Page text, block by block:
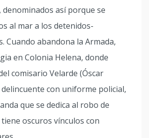
denominados así porque se
al mar a los detenidos-
Cuando abandona la Armada,
en Colonia Helena, donde
comisario Velarde (Óscar
con uniforme policial,
que se dedica al robo de
oscuros vínculos con